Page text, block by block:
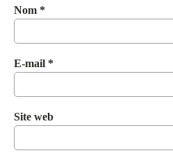
Nom *
E-mail *
Site web